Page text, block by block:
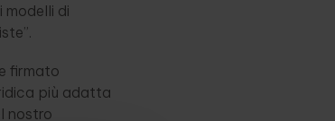
di
firmato
più adatta
nostro